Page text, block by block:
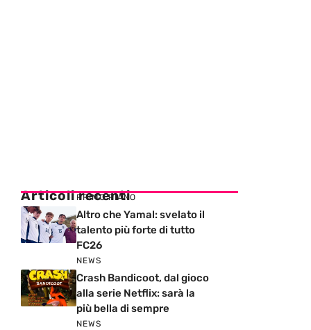
Articoli recenti
PRIMO PIANO
Altro che Yamal: svelato il
talento più forte di tutto
FC26
NEWS
Crash Bandicoot, dal gioco
alla serie Netflix: sarà la
più bella di sempre
NEWS